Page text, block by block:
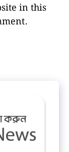
in this